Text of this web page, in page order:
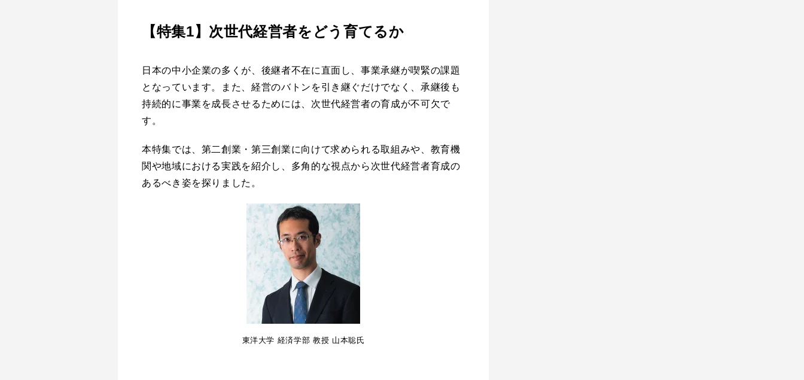
【特集1】次世代経営者をどう育てるか
日本の中小企業の多くが、後継者不在に直面し、事業承継が喫緊の課題
となっています。また、経営のバトンを引き継ぐだけでなく、承継後も
持続的に事業を成長させるためには、次世代経営者の育成が不可欠で
す。
本特集では、第二創業・第三創業に向けて求められる取組みや、教育機
関や地域における実践を紹介し、多角的な視点から次世代経営者育成の
あるべき姿を探りました。
東洋大学 経済学部 教授 山本聡氏